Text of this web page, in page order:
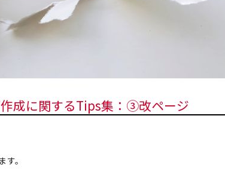
成に関するTips集：③改ページ
。